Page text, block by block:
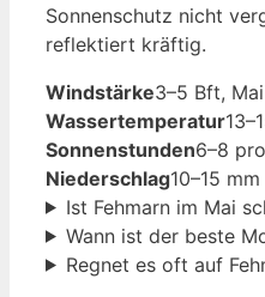
Sonnenschutz nicht
reflektiert kräftig.
Windstärke3–5 Bft,
Wassertemperatur
Sonnenstunden6–8
Niederschlag10–15
Ist Fehmarn im Mai
Wann ist der beste
Regnet es oft auf